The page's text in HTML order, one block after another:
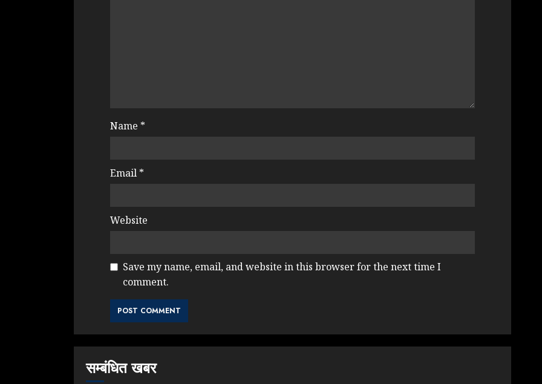
Name *
Email *
Website
Save my name, email, and website in this browser for the next time I
comment.
सम्बंधित खबर